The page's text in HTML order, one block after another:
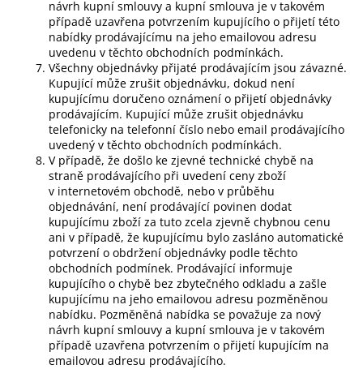
návrh kupní smlouvy a kupní smlouva je v takovém
případě uzavřena potvrzením kupujícího o přijetí této
nabídky prodávajícímu na jeho emailovou adresu
uvedenu v těchto obchodních podmínkách.
Všechny objednávky přijaté prodávajícím jsou závazné.
Kupující může zrušit objednávku, dokud není
kupujícímu doručeno oznámení o přijetí objednávky
prodávajícím. Kupující může zrušit objednávku
telefonicky na telefonní číslo nebo email prodávajícího
uvedený v těchto obchodních podmínkách.
V případě, že došlo ke zjevné technické chybě na
straně prodávajícího při uvedení ceny zboží
v internetovém obchodě, nebo v průběhu
objednávání, není prodávající povinen dodat
kupujícímu zboží za tuto zcela zjevně chybnou cenu
ani v případě, že kupujícímu bylo zasláno automatické
potvrzení o obdržení objednávky podle těchto
obchodních podmínek. Prodávající informuje
kupujícího o chybě bez zbytečného odkladu a zašle
kupujícímu na jeho emailovou adresu pozměněnou
nabídku. Pozměněná nabídka se považuje za nový
návrh kupní smlouvy a kupní smlouva je v takovém
případě uzavřena potvrzením o přijetí kupujícím na
emailovou adresu prodávajícího.